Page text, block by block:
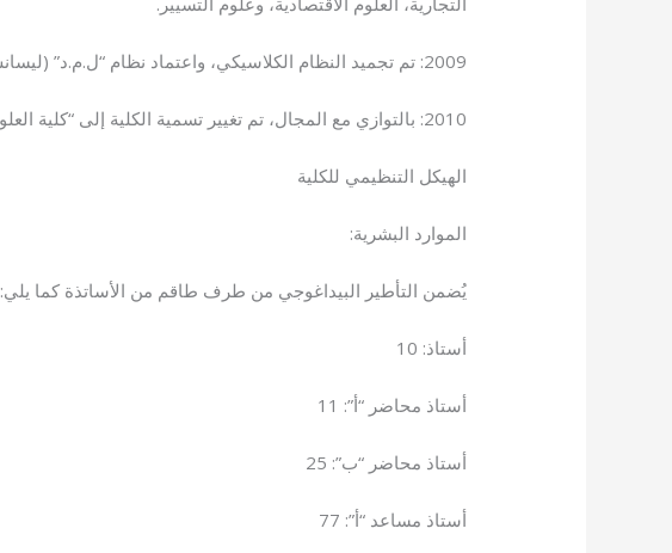
2009: تم تجميد النظام الكلاسيكي، واعتماد نظام “ل.م.د” (ليسانس – ماستر – دكتوراه)، ضمن مجال: “ل.م.د في العلوم الاقتصادية، التسيير والتجارية”.
2010: بالتوازي مع المجال، تم تغيير تسمية الكلية إلى “كلية العلوم الاقتصادية، التجارية وعلوم التسيير”.
الهيكل التنظيمي للكلية
الموارد البشرية:
يُضمن التأطير البيداغوجي من طرف طاقم من الأساتذة كما يلي:
أستاذ: 10
أستاذ محاضر “أ”: 11
أستاذ محاضر “ب”: 25
أستاذ مساعد “أ”: 77